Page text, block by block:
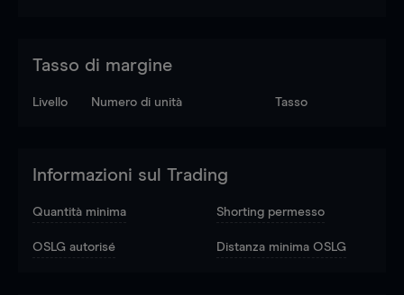
Tasso di margine
Livello Numero di unità Tasso
Informazioni sul Trading
Quantità minima Shorting permesso
OSLG autorisé Distanza minima OSLG